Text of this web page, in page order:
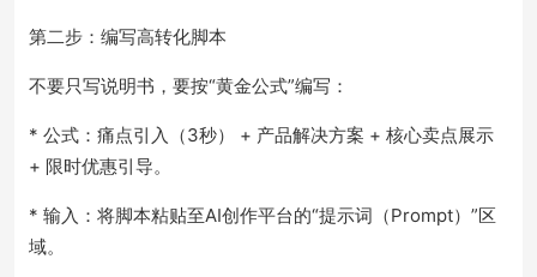
第二步：编写高转化脚本
不要只写说明书，要按“黄金公式”编写：
* 公式：痛点引入（3秒） + 产品解决方案 + 核心卖点展示
+ 限时优惠引导。
* 输入：将脚本粘贴至AI创作平台的“提示词（Prompt）”区
域。